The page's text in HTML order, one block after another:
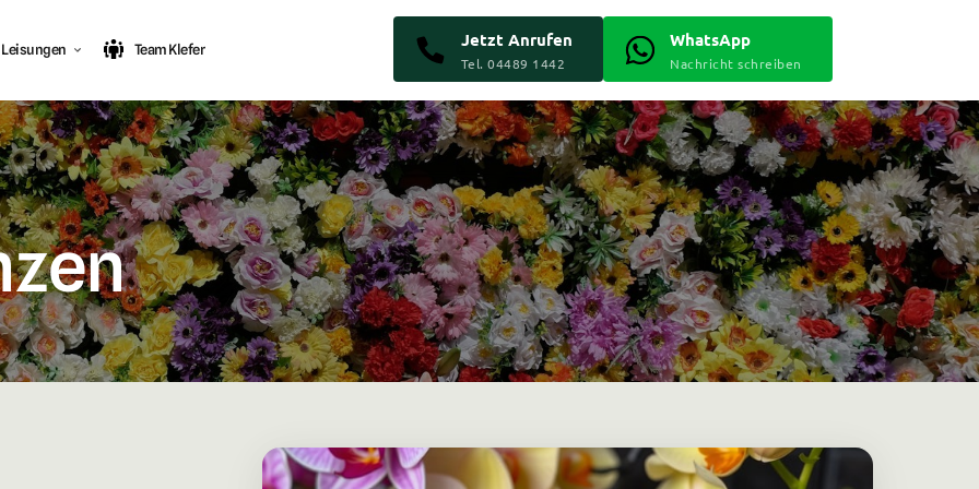
Leisungen Team Klefer Jetzt Anrufen
Tel. 04489 1442
WhatsApp
Nachricht schreiben